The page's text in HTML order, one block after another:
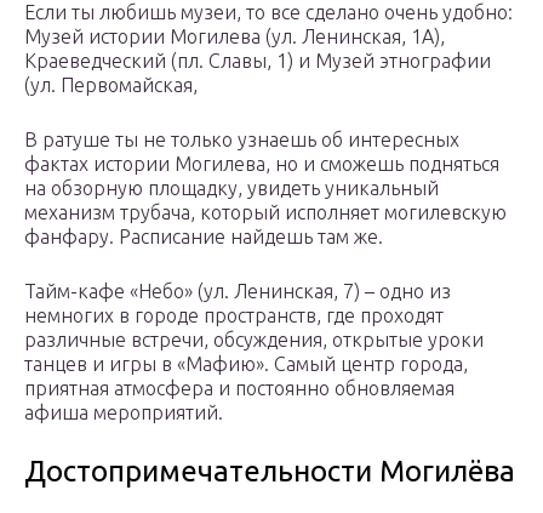
Если ты любишь музеи, то все сделано очень удобно:
Музей истории Могилева (ул. Ленинская, 1А),
Краеведческий (пл. Славы, 1) и Музей этнографии
(ул. Первомайская,
В ратуше ты не только узнаешь об интересных
фактах истории Могилева, но и сможешь подняться
на обзорную площадку, увидеть уникальный
механизм трубача, который исполняет могилевскую
фанфару. Расписание найдешь там же.
Тайм-кафе «Небо» (ул. Ленинская, 7) – одно из
немногих в городе пространств, где проходят
различные встречи, обсуждения, открытые уроки
танцев и игры в «Мафию». Самый центр города,
приятная атмосфера и постоянно обновляемая
афиша мероприятий.
Достопримечательности Могилёва